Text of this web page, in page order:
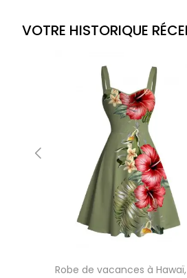
VOTRE HISTORIQUE